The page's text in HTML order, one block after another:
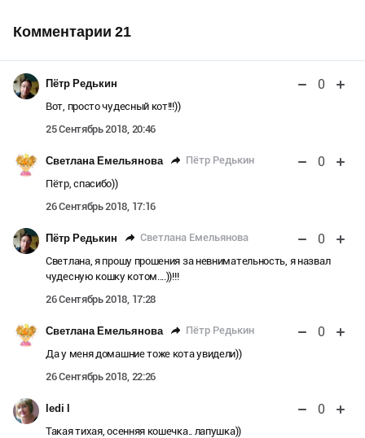
Комментарии 21
Пётр Редькин 0
Вот, просто чудесный кот!!!))
25 Сентябрь 2018, 20:46
Светлана Емельянова Пётр Редькин 0
Пётр, спасибо))
26 Сентябрь 2018, 17:16
Пётр Редькин Светлана Емельянова 0
Светлана, я прошу прошения за невнимательность, я назвал
чудесную кошку котом....))!!!
26 Сентябрь 2018, 17:28
Светлана Емельянова Пётр Редькин 0
Да у меня домашние тоже кота увидели))
26 Сентябрь 2018, 22:26
ledi l 0
Такая тихая, осенняя кошечка.. лапушка))